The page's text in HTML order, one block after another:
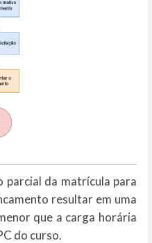
parcial da matrícula para
resultar em uma
que a carga horária
do curso.